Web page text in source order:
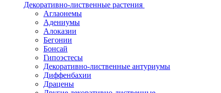
Декоративно-лиственные растения
Аглаонемы
Адениумы
Алоказии
Бегонии
Бонсай
Гипоэстесы
Декоративно-лиственные антуриумы
Диффенбахии
Драцены